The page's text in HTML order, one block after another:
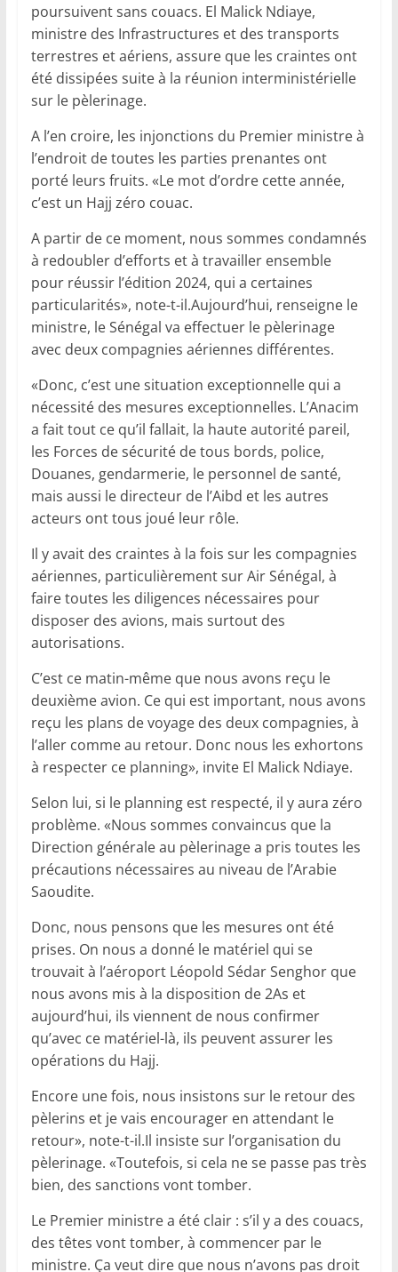
poursuivent sans couacs. El Malick Ndiaye,
ministre des Infrastructures et des transports
terrestres et aériens, assure que les craintes ont
été dissipées suite à la réunion interministérielle
sur le pèlerinage.
A l’en croire, les injonctions du Premier ministre à
l’endroit de toutes les parties prenantes ont
porté leurs fruits. «Le mot d’ordre cette année,
c’est un Hajj zéro couac.
A partir de ce moment, nous sommes condamnés
à redoubler d’efforts et à travailler ensemble
pour réussir l’édition 2024, qui a certaines
particularités», note-t-il.Aujourd’hui, renseigne le
ministre, le Sénégal va effectuer le pèlerinage
avec deux compagnies aériennes différentes.
«Donc, c’est une situation exceptionnelle qui a
nécessité des mesures exceptionnelles. L’Anacim
a fait tout ce qu’il fallait, la haute autorité pareil,
les Forces de sécurité de tous bords, police,
Douanes, gendarmerie, le personnel de santé,
mais aussi le directeur de l’Aibd et les autres
acteurs ont tous joué leur rôle.
Il y avait des craintes à la fois sur les compagnies
aériennes, particulièrement sur Air Sénégal, à
faire toutes les diligences nécessaires pour
disposer des avions, mais surtout des
autorisations.
C’est ce matin-même que nous avons reçu le
deuxième avion. Ce qui est important, nous avons
reçu les plans de voyage des deux compagnies, à
l’aller comme au retour. Donc nous les exhortons
à respecter ce planning», invite El Malick Ndiaye.
Selon lui, si le planning est respecté, il y aura zéro
problème. «Nous sommes convaincus que la
Direction générale au pèlerinage a pris toutes les
précautions nécessaires au niveau de l’Arabie
Saoudite.
Donc, nous pensons que les mesures ont été
prises. On nous a donné le matériel qui se
trouvait à l’aéroport Léopold Sédar Senghor que
nous avons mis à la disposition de 2As et
aujourd’hui, ils viennent de nous confirmer
qu’avec ce matériel-là, ils peuvent assurer les
opérations du Hajj.
Encore une fois, nous insistons sur le retour des
pèlerins et je vais encourager en attendant le
retour», note-t-il.Il insiste sur l’organisation du
pèlerinage. «Toutefois, si cela ne se passe pas très
bien, des sanctions vont tomber.
Le Premier ministre a été clair : s’il y a des couacs,
des têtes vont tomber, à commencer par le
ministre. Ça veut dire que nous n’avons pas droit